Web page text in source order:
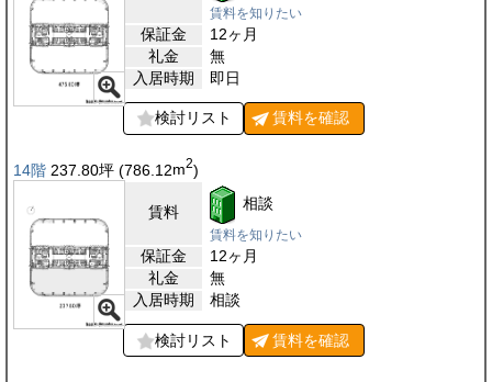
賃料を知りたい
保証金
12ヶ月
礼金
無
入居時期
即日
検討リスト 賃料を確認
14階 237.80坪 (786.12m2)
賃料 相談
賃料を知りたい
保証金
12ヶ月
礼金
無
入居時期
相談
検討リスト 賃料を確認